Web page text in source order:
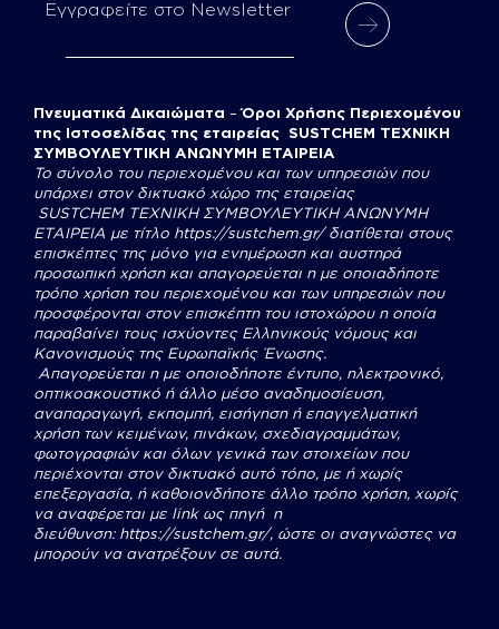
Εγγραφείτε στο Newsletter
Πνευματικά Δικαιώματα –Όροι Χρήσης Περιεχομένου
της Ιστοσελίδας της εταιρείας SUSTCHEM ΤΕΧΝΙΚΗ
ΣΥΜΒΟΥΛΕΥΤΙΚΗ ΑΝΩΝΥΜΗ ΕΤΑΙΡΕΙΑ
Το σύνολο του περιεχομένου και των υπηρεσιών που
υπάρχει στον δικτυακό χώρο της εταιρείας
SUSTCHEM ΤΕΧΝΙΚΗ ΣΥΜΒΟΥΛΕΥΤΙΚΗ ΑΝΩΝΥΜΗ
ΕΤΑΙΡΕΙΑ με τίτλο https://sustchem.gr/διατίθεται στους
επισκέπτες της μόνο για ενημέρωση και αυστηρά
προσωπική χρήση και απαγορεύεται η με οποιαδήποτε
τρόπο χρήση του περιεχομένου και των υπηρεσιών που
προσφέρονται στον επισκέπτη του ιστοχώρου η οποία
παραβαίνει τους ισχύοντες Ελληνικούς νόμους και
Κανονισμούς της Ευρωπαϊκής Ένωσης.
Απαγορεύεται η με οποιοδήποτε έντυπο, ηλεκτρονικό,
οπτικοακουστικό ή άλλο μέσο αναδημοσίευση,
αναπαραγωγή, εκπομπή, εισήγηση ή επαγγελματική
χρήση των κειμένων, πινάκων, σχεδιαγραμμάτων,
φωτογραφιών και όλων γενικά των στοιχείων που
περιέχονται στον δικτυακό αυτό τόπο, με ή χωρίς
επεξεργασία, ή καθοιονδήποτε άλλο τρόπο χρήση, χωρίς
να αναφέρεται με link ως πηγή η
διεύθυνση: https://sustchem.gr/, ώστε οι αναγνώστες να
μπορούν να ανατρέξουν σε αυτά.